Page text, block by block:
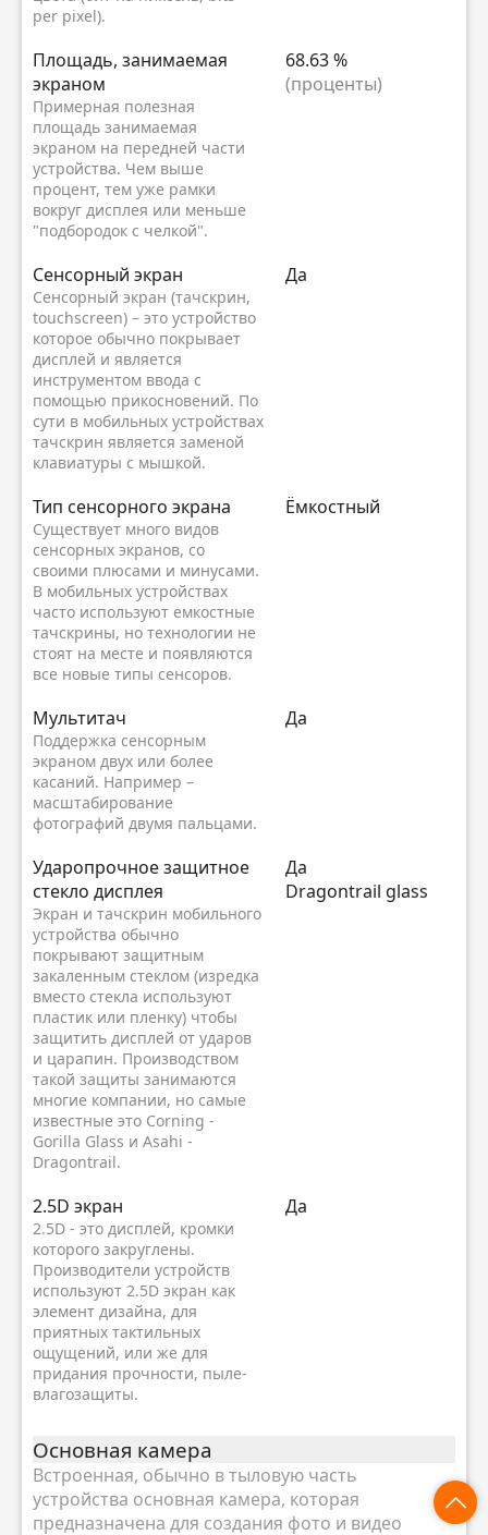
per pixel).
Площадь, занимаемая
экраном
Примерная полезная
площадь занимаемая
экраном на передней части
устройства. Чем выше
процент, тем уже рамки
вокруг дисплея или меньше
"подбородок с челкой".
68.63 %
(проценты)
Сенсорный экран
Сенсорный экран (тачскрин,
touchscreen) – это устройство
которое обычно покрывает
дисплей и является
инструментом ввода с
помощью прикосновений. По
сути в мобильных устройствах
тачскрин является заменой
клавиатуры с мышкой.
Да
Тип сенсорного экрана
Существует много видов
сенсорных экранов, со
своими плюсами и минусами.
В мобильных устройствах
часто используют емкостные
тачскрины, но технологии не
стоят на месте и появляются
все новые типы сенсоров.
Ёмкостный
Мультитач
Поддержка сенсорным
экраном двух или более
касаний. Например –
масштабирование
фотографий двумя пальцами.
Да
Ударопрочное защитное
стекло дисплея
Экран и тачскрин мобильного
устройства обычно
покрывают защитным
закаленным стеклом (изредка
вместо стекла используют
пластик или пленку) чтобы
защитить дисплей от ударов
и царапин. Производством
такой защиты занимаются
многие компании, но самые
известные это Corning -
Gorilla Glass и Asahi -
Dragontrail.
Да
Dragontrail glass
2.5D экран
2.5D - это дисплей, кромки
которого закруглены.
Производители устройств
используют 2.5D экран как
элемент дизайна, для
приятных тактильных
ощущений, или же для
придания прочности, пыле-
влагозащиты.
Да
Основная камера
Встроенная, обычно в тыловую часть
устройства основная камера, которая
предназначена для создания фото и видео